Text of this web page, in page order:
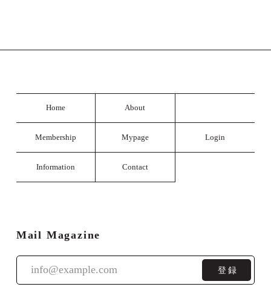
Home About
Membership Mypage Login
Information Contact
Mail Magazine
登録